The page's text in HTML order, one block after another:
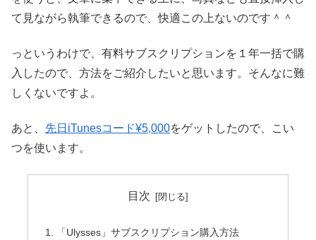
て見ながら執筆できるので、快適この上ないのです＾＾
っというわけで、有料サブスクリプションを１年一括で購
入したので、方法をご紹介したいと思います。そんなに難
しくないですよ。
あと、 先日iTunesコード¥5,000をゲットしたので、こい
つを使います。
目次
「Ulysses」サブスクリプション購入方法